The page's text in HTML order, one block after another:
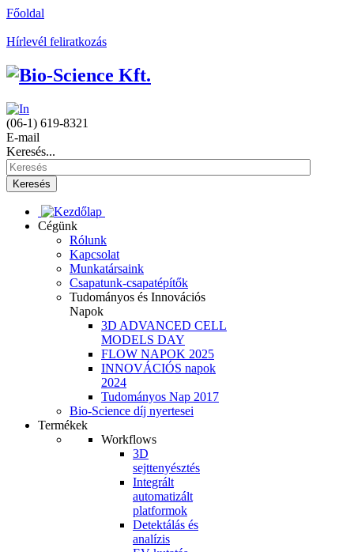
Főoldal
Hírlevél feliratkozás
(06-1) 619-8321
E-mail
Keresés...
Keresés
Cégünk
Rólunk
Kapcsolat
Munkatársaink
Csapatunk-csapatépítők
Tudományos és Innovációs
Napok
3D ADVANCED CELL
MODELS DAY
FLOW NAPOK 2025
INNOVÁCIÓS napok
2024
Tudományos Nap 2017
Bio-Science díj nyertesei
Termékek
Workflows
3D
sejttenyésztés
Integrált
automatizált
platformok
Detektálás és
analízis